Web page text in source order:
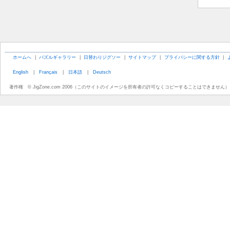
ホームへ | パズルギャラリー | 日替わりジグソー | サイトマップ | プライバシーに関する方針 |
English | Français | 日本語 | Deutsch
著作権 © JigZone.com 2006（このサイトのイメージを所有者の許可なくコピーすることはできません）